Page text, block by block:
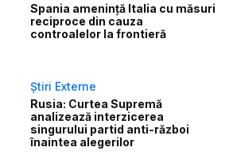
Spania amenință Italia cu măsuri
reciproce din cauza
controalelor la frontieră
Știri Externe
Rusia: Curtea Supremă
analizează interzicerea
singurului partid anti-război
înaintea alegerilor